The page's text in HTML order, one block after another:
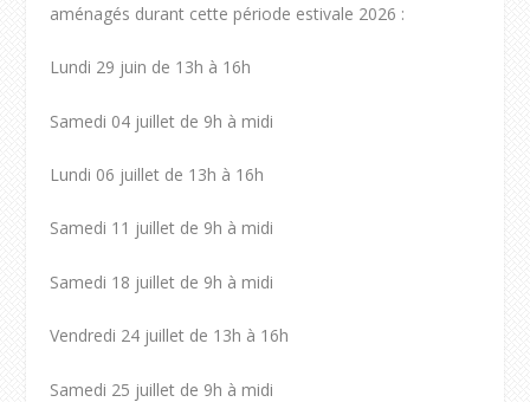
aménagés durant cette période estivale 2026 :
Lundi 29 juin de 13h à 16h
Samedi 04 juillet de 9h à midi
Lundi 06 juillet de 13h à 16h
Samedi 11 juillet de 9h à midi
Samedi 18 juillet de 9h à midi
Vendredi 24 juillet de 13h à 16h
Samedi 25 juillet de 9h à midi